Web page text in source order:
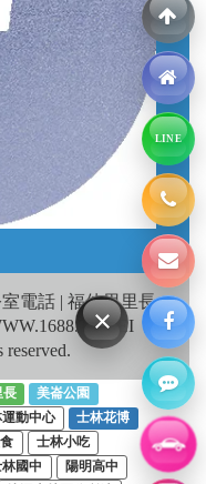
電話 | 福佳里里長
長
美崙公園
動中心
士林花博
士林小吃
國中
陽明高中
LINE
×